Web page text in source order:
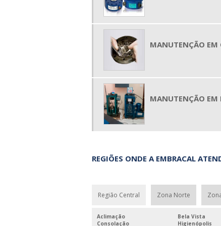
MANUTENÇÃO EM
MANUTENÇÃO EM
REGIÕES ONDE A EMBRACAL
Região Central Zona Norte
Aclimação Bela Vista
Consolação
Higienópolis